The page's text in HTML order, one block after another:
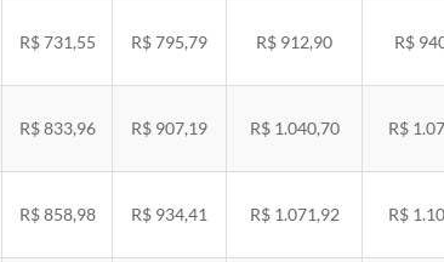
R$ 731,55 R$ 795,79 R$ 912,90 R$
R$ 833,96 R$ 907,19 R$ 1.040,70 R$
R$ 858,98 R$ 934,41 R$ 1.071,92 R$